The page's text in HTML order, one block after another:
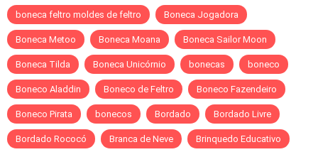
boneca feltro moldes de feltro Boneca Jogadora
Boneca Metoo Boneca Moana Boneca Sailor Moon
Boneca Tilda Boneca Unicórnio bonecas boneco
Boneco Aladdin Boneco de Feltro Boneco Fazendeiro
Boneco Pirata bonecos Bordado Bordado Livre
Bordado Rococó Branca de Neve Brinquedo Educativo